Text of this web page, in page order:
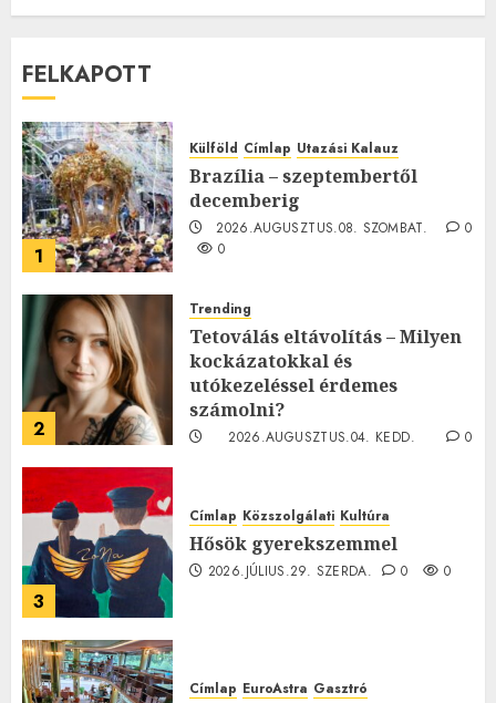
FELKAPOTT
1
Külföld Címlap Utazási Kalauz
Brazília – szeptembertől
decemberig
2026.AUGUSZTUS.08. SZOMBAT.
0
0
2
Trending
Tetoválás eltávolítás – Milyen
kockázatokkal és
utókezeléssel érdemes
számolni?
2026.AUGUSZTUS.04. KEDD.
0
3
Címlap Közszolgálati Kultúra
Hősök gyerekszemmel
2026.JÚLIUS.29. SZERDA. 0 0
Címlap EuroAstra Gasztró